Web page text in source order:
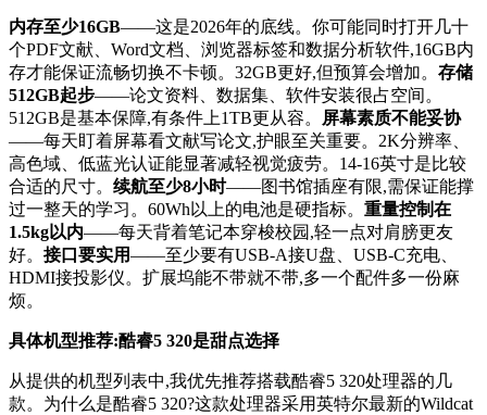
内存至少16GB——这是2026年的底线。你可能同时打开几十
个PDF文献、Word文档、浏览器标签和数据分析软件,16GB内
存才能保证流畅切换不卡顿。32GB更好,但预算会增加。 存储
512GB起步——论文资料、数据集、软件安装很占空间。
512GB是基本保障,有条件上1TB更从容。
屏幕素质不能妥协
——每天盯着屏幕看文献写论文,护眼至关重要。2K分辨率、
高色域、低蓝光认证能显著减轻视觉疲劳。14-16英寸是比较
合适的尺寸。 续航至少8小时——图书馆插座有限,需保证能撑
过一整天的学习。60Wh以上的电池是硬指标。 重量控制在
1.5kg以内——每天背着笔记本穿梭校园,轻一点对肩膀更友
好。 接口要实用——至少要有USB-A接U盘、USB-C充电、
HDMI接投影仪。扩展坞能不带就不带,多一个配件多一份麻
烦。
具体机型推荐:酷睿5 320是甜点选择
从提供的机型列表中,我优先推荐搭载酷睿5 320处理器的几
款。为什么是酷睿5 320?这款处理器采用英特尔最新的Wildcat